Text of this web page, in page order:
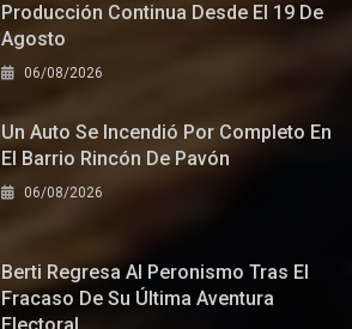
Producción Continua Desde El 19 De
Agosto
06/08/2026
Un Auto Se Incendió Por Completo En
El Barrio Rincón De Pavón
06/08/2026
Berti Regresa Al Peronismo Tras El
Fracaso De Su Última Aventura